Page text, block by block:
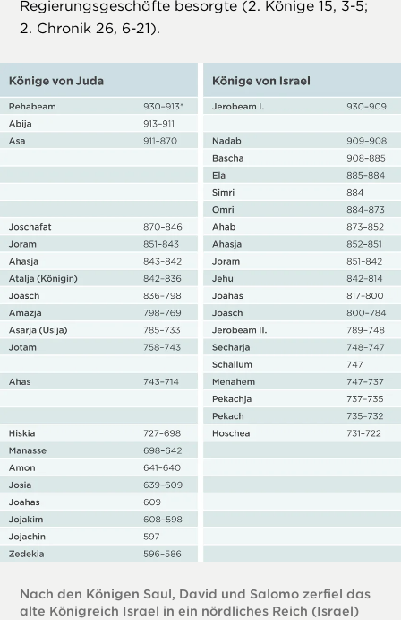
Regierungsgeschäfte besorgte (2. Könige 15, 3-5;
2. Chronik 26, 6-21).
Nach den Königen Saul, David und Salomo zerfiel das
alte Königreich Israel in ein nördliches Reich (Israel)